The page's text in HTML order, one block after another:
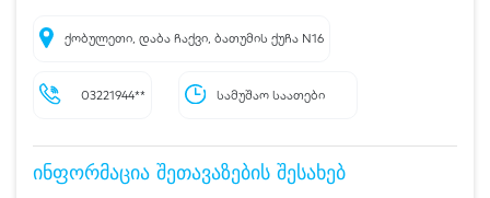
ქობულეთი, დაბა ჩაქვი, ბათუმის ქუჩა N16
03221944** სამუშაო საათები
ინფორმაცია შეთავაზების შესახებ